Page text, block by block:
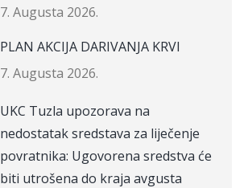
7. Augusta 2026.
PLAN AKCIJA DARIVANJA KRVI
7. Augusta 2026.
UKC Tuzla upozorava na
nedostatak sredstava za liječenje
povratnika: Ugovorena sredstva će
biti utrošena do kraja avgusta